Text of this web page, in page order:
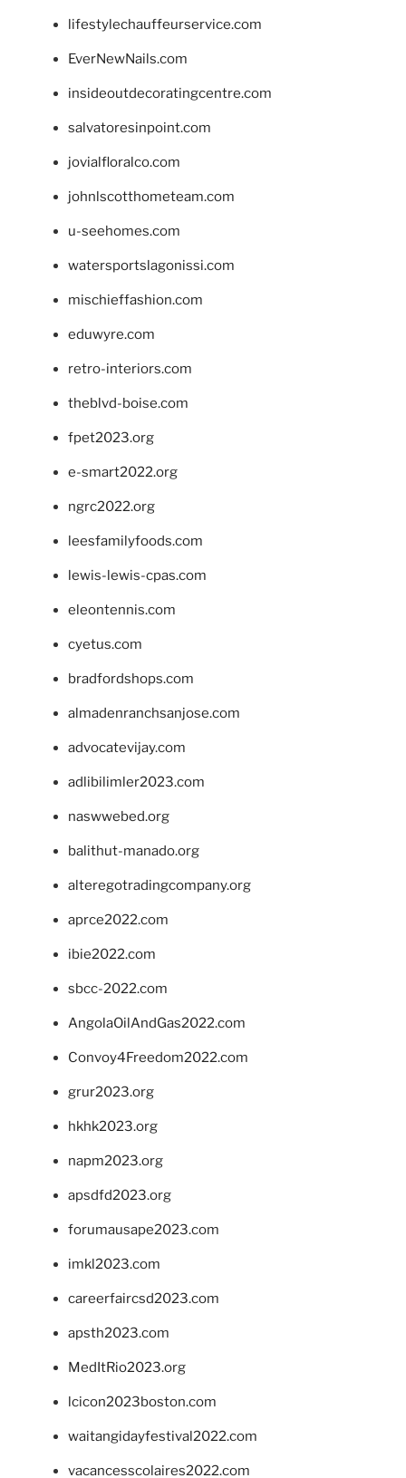
lifestylechauffeurservice.com
EverNewNails.com
insideoutdecoratingcentre.com
salvatoresinpoint.com
jovialfloralco.com
johnlscotthometeam.com
u-seehomes.com
watersportslagonissi.com
mischieffashion.com
eduwyre.com
retro-interiors.com
theblvd-boise.com
fpet2023.org
e-smart2022.org
ngrc2022.org
leesfamilyfoods.com
lewis-lewis-cpas.com
eleontennis.com
cyetus.com
bradfordshops.com
almadenranchsanjose.com
advocatevijay.com
adlibilimler2023.com
naswwebed.org
balithut-manado.org
alteregotradingcompany.org
aprce2022.com
ibie2022.com
sbcc-2022.com
AngolaOilAndGas2022.com
Convoy4Freedom2022.com
grur2023.org
hkhk2023.org
napm2023.org
apsdfd2023.org
forumausape2023.com
imkl2023.com
careerfaircsd2023.com
apsth2023.com
MedItRio2023.org
lcicon2023boston.com
waitangidayfestival2022.com
vacancesscolaires2022.com